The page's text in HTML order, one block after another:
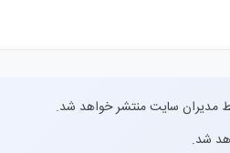
مدیران سایت منتشر خواهد شد.
شد.